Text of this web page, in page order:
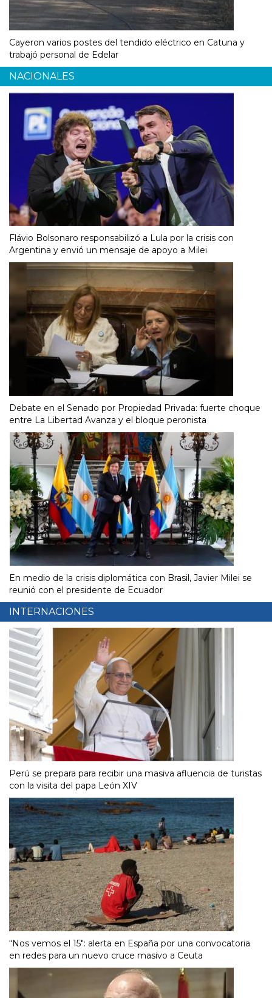
Cayeron varios postes del tendido eléctrico en Catuna y
trabajó personal de Edelar
NACIONALES
Flávio Bolsonaro responsabilizó a Lula por la crisis con
Argentina y envió un mensaje de apoyo a Milei
Debate en el Senado por Propiedad Privada: fuerte choque
entre La Libertad Avanza y el bloque peronista
En medio de la crisis diplomática con Brasil, Javier Milei se
reunió con el presidente de Ecuador
INTERNACIONES
Perú se prepara para recibir una masiva afluencia de turistas
con la visita del papa León XIV
“Nos vemos el 15″: alerta en España por una convocatoria
en redes para un nuevo cruce masivo a Ceuta